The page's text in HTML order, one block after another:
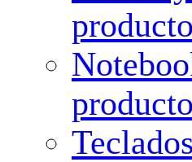
Teclados